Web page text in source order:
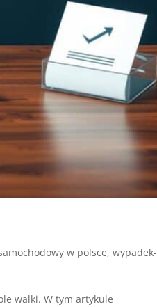
w polsce,wypadek-
walki. W tym artykule